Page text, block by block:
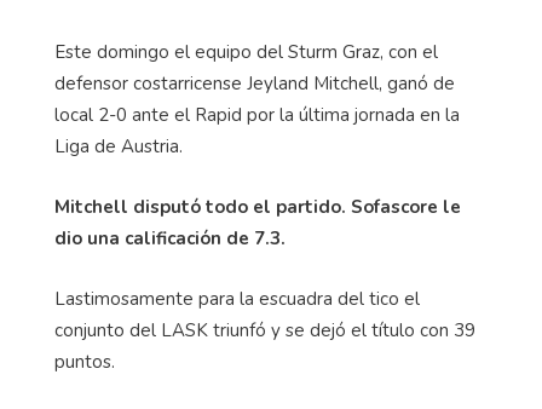
Este domingo el equipo del Sturm Graz, con el
defensor costarricense Jeyland Mitchell, ganó de
local 2-0 ante el Rapid por la última jornada en la
Liga de Austria.
Mitchell disputó todo el partido. Sofascore le
dio una calificación de 7.3.
Lastimosamente para la escuadra del tico el
conjunto del LASK triunfó y se dejó el título con 39
puntos.